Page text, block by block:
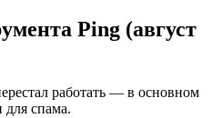
Ping (август
работать — в основном
для спама.